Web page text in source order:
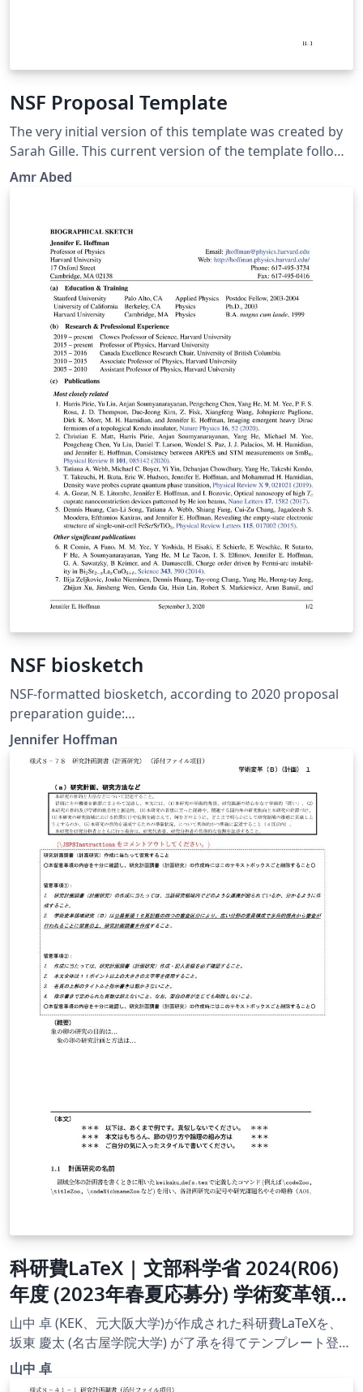
NSF Proposal Template
The very initial version of this template was created by
Sarah Gille. This current version of the template follows
the guidelines in NSF GPG 15-1. It is your responsibility
Amr Abed
NSF biosketch
NSF-formatted biosketch, according to 2020 proposal
preparation guide:
https://www.nsf.gov/pubs/policydocs/pappg20_1/index.
jsp
Jennifer Hoffman
科研費LaTeX | 文部科学省 2024(R06)
年度 (2023年春夏応募分) 学術変革領域
研究 | 学術変革領域研究(B) (計画研究)
| 2023.04.21
山中 卓 (KEK、元大阪大学)が作成された科研費LaTeXを、
坂東 慶太 (名古屋学院大学) が了承を得てテンプレート登録
しています。 詳細はこちら↓をご確認ください。
山中 卓